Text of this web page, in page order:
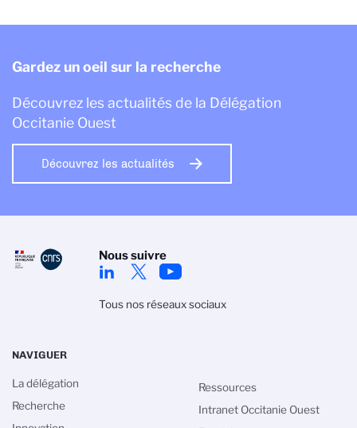
Gardez un oeil sur la recherche
Découvrez les actualités de la Délégation
Occitanie Ouest
Découvrez les actualités
Nous suivre
Tous nos réseaux sociaux
NAVIGUER
La délégation
Recherche
Ressources
Intranet Occitanie Ouest